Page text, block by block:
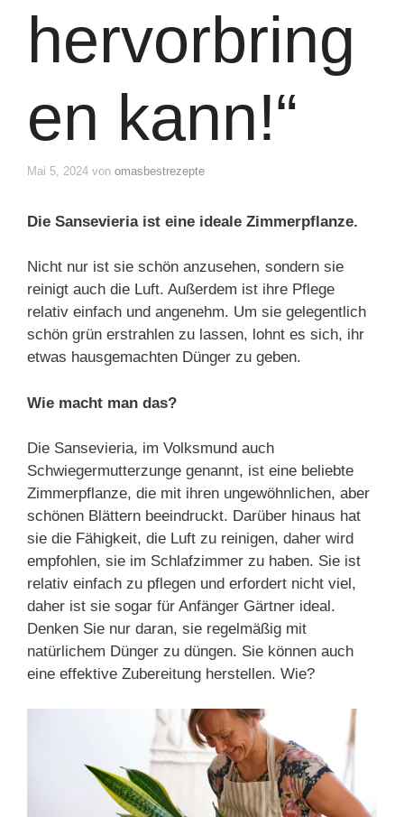
hervorbring
en kann!“
Mai 5, 2024 von omasbestrezepte
Die Sansevieria ist eine ideale Zimmerpflanze.
Nicht nur ist sie schön anzusehen, sondern sie
reinigt auch die Luft. Außerdem ist ihre Pflege
relativ einfach und angenehm. Um sie gelegentlich
schön grün erstrahlen zu lassen, lohnt es sich, ihr
etwas hausgemachten Dünger zu geben.
Wie macht man das?
Die Sansevieria, im Volksmund auch
Schwiegermutterzunge genannt, ist eine beliebte
Zimmerpflanze, die mit ihren ungewöhnlichen, aber
schönen Blättern beeindruckt. Darüber hinaus hat
sie die Fähigkeit, die Luft zu reinigen, daher wird
empfohlen, sie im Schlafzimmer zu haben. Sie ist
relativ einfach zu pflegen und erfordert nicht viel,
daher ist sie sogar für Anfänger Gärtner ideal.
Denken Sie nur daran, sie regelmäßig mit
natürlichem Dünger zu düngen. Sie können auch
eine effektive Zubereitung herstellen. Wie?